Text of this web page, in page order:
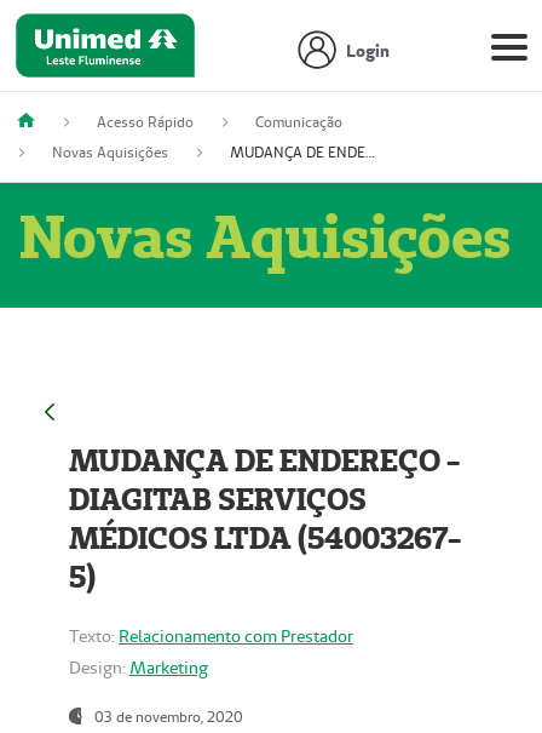
Login
Acesso Rápido
Comunicação
Novas Aquisições
MUDANÇA DE ENDEREÇO - DIAGITAB SERVIÇOS MÉDICOS LTDA (54003267-5)
Novas Aquisições
MUDANÇA DE ENDEREÇO -
DIAGITAB SERVIÇOS
MÉDICOS LTDA (54003267-
5)
Texto: Relacionamento com Prestador
Design: Marketing
03 de novembro, 2020